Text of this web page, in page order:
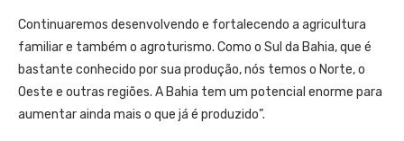
Continuaremos desenvolvendo e fortalecendo a agricultura
familiar e também o agroturismo. Como o Sul da Bahia, que é
bastante conhecido por sua produção, nós temos o Norte, o
Oeste e outras regiões. A Bahia tem um potencial enorme para
aumentar ainda mais o que já é produzido”.